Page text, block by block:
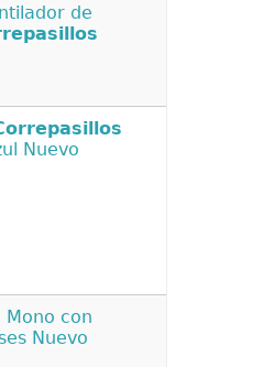
de
Nuevo
Mono con
Nuevo